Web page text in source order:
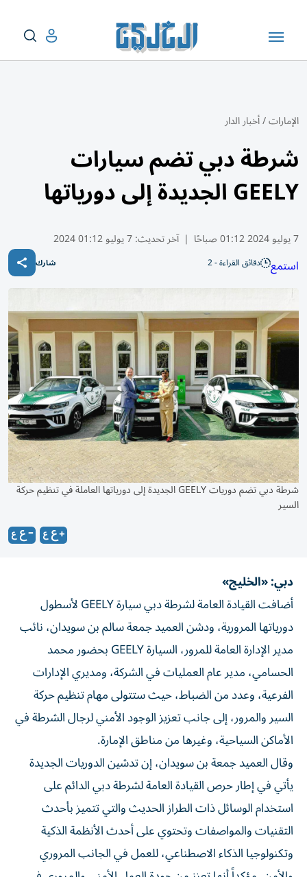
الإمارات/أخبار الدار
شرطة دبي تضم سيارات
GEELY الجديدة إلى دورياتها
7 يوليو 2024 01:12 صباحًا | آخر تحديث:7 يوليو 01:12 2024
استمع دقائق القراءة - 2 شارك
شرطة دبي تضم دوريات GEELY الجديدة إلى دورياتها العاملة في تنظيم حركة
السير
دبي: «الخليج»
أضافت القيادة العامة لشرطة دبي سيارة GEELY لأسطول
دورياتها المرورية، ودشن العميد جمعة سالم بن سويدان، نائب
مدير الإدارة العامة للمرور، السيارة GEELY بحضور محمد
الحسامي، مدير عام العمليات في الشركة، ومديري الإدارات
الفرعية، وعدد من الضباط، حيث ستتولى مهام تنظيم حركة
السير والمرور، إلى جانب تعزيز الوجود الأمني لرجال الشرطة في
الأماكن السياحية، وغيرها من مناطق الإمارة.
وقال العميد جمعة بن سويدان، إن تدشين الدوريات الجديدة
يأتي في إطار حرص القيادة العامة لشرطة دبي الدائم على
استخدام الوسائل ذات الطراز الحديث والتي تتميز بأحدث
التقنيات والمواصفات وتحتوي على أحدث الأنظمة الذكية
وتكنولوجيا الذكاء الاصطناعي، للعمل في الجانب المروري